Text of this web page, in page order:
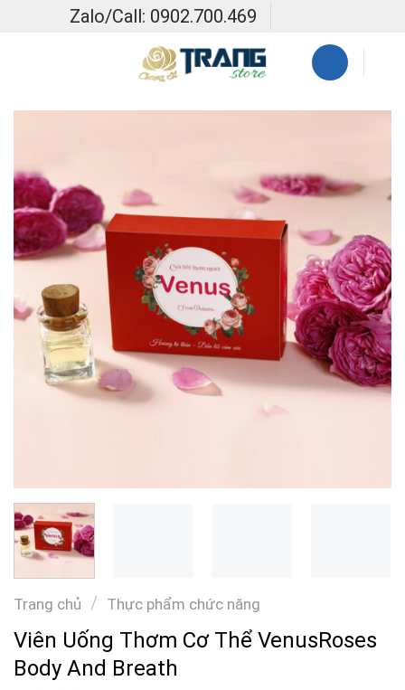
Zalo/Call: 0902.700.469
Trang chủ / Thực phẩm chức năng
Viên Uống Thơm Cơ Thể VenusRoses
Body And Breath